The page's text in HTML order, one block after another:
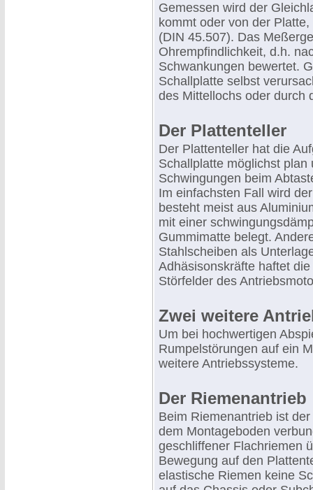
Gemessen wird der
kommt oder von der
(DIN 45.507). Das
Ohrempfindlichkeit, d.h.
Schwankungen bewertet.
Schallplatte selbst
des Mittellochs oder durch
Der Plattenteller
Der Plattenteller hat die
Schallplatte möglichst plan
Schwingungen beim
Im einfachsten Fall wird
besteht meist aus
mit einer
Gummimatte belegt.
Stahlscheiben als
Adhäsisonskräfte haftet
Störfelder des
Zwei weitere
Um bei hochwertigen
Rumpelstörungen auf ein
weitere Antriebssysteme.
Der Riemenantrieb
Beim Riemenantrieb ist
dem Montageboden
geschliffener Flachriemen
Bewegung auf den
elastische Riemen keine